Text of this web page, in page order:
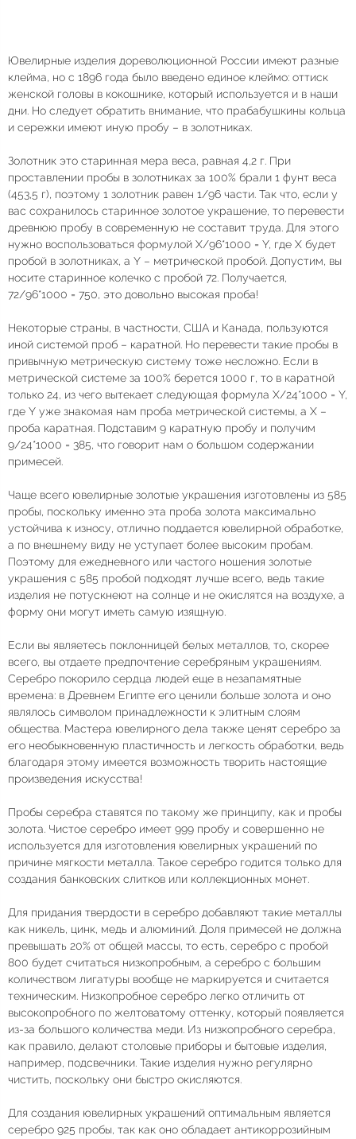
Ювелирные изделия дореволюционной России имеют разные
клейма, но с 1896 года было введено единое клеймо: оттиск
женской головы в кокошнике, который используется и в наши
дни. Но следует обратить внимание, что прабабушкины кольца
и сережки имеют иную пробу – в золотниках.
Золотник это старинная мера веса, равная 4,2 г. При
проставлении пробы в золотниках за 100% брали 1 фунт веса
(453,5 г), поэтому 1 золотник равен 1/96 части. Так что, если у
вас сохранилось старинное золотое украшение, то перевести
древнюю пробу в современную не составит труда. Для этого
нужно воспользоваться формулой Х/96*1000 = Y, где Х будет
пробой в золотниках, а Y – метрической пробой. Допустим, вы
носите старинное колечко с пробой 72. Получается,
72/96*1000 = 750, это довольно высокая проба!
Некоторые страны, в частности, США и Канада, пользуются
иной системой проб – каратной. Но перевести такие пробы в
привычную метрическую систему тоже несложно. Если в
метрической системе за 100% берется 1000 г, то в каратной
только 24, из чего вытекает следующая формула X/24*1000 = Y,
где Y уже знакомая нам проба метрической системы, а X –
проба каратная. Подставим 9 каратную пробу и получим
9/24*1000 = 385, что говорит нам о большом содержании
примесей.
Чаще всего ювелирные золотые украшения изготовлены из 585
пробы, поскольку именно эта проба золота максимально
устойчива к износу, отлично поддается ювелирной обработке,
а по внешнему виду не уступает более высоким пробам.
Поэтому для ежедневного или частого ношения золотые
украшения с 585 пробой подходят лучше всего, ведь такие
изделия не потускнеют на солнце и не окислятся на воздухе, а
форму они могут иметь самую изящную.
Если вы являетесь поклонницей белых металлов, то, скорее
всего, вы отдаете предпочтение серебряным украшениям.
Серебро покорило сердца людей еще в незапамятные
времена: в Древнем Египте его ценили больше золота и оно
являлось символом принадлежности к элитным слоям
общества. Мастера ювелирного дела также ценят серебро за
его необыкновенную пластичность и легкость обработки, ведь
благодаря этому имеется возможность творить настоящие
произведения искусства!
Пробы серебра ставятся по такому же принципу, как и пробы
золота. Чистое серебро имеет 999 пробу и совершенно не
используется для изготовления ювелирных украшений по
причине мягкости металла. Такое серебро годится только для
создания банковских слитков или коллекционных монет.
Для придания твердости в серебро добавляют такие металлы
как никель, цинк, медь и алюминий. Доля примесей не должна
превышать 20% от общей массы, то есть, серебро с пробой
800 будет считаться низкопробным, а серебро с большим
количеством лигатуры вообще не маркируется и считается
техническим. Низкопробное серебро легко отличить от
высокопробного по желтоватому оттенку, который появляется
из-за большого количества меди. Из низкопробного серебра,
как правило, делают столовые приборы и бытовые изделия,
например, подсвечники. Такие изделия нужно регулярно
чистить, поскольку они быстро окисляются.
Для создания ювелирных украшений оптимальным является
серебро 925 пробы, так как оно обладает антикоррозийным